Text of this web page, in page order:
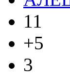
11
+5
3